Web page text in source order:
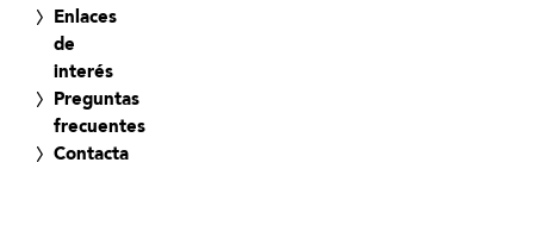
Enlaces
de
interés
Preguntas
frecuentes
Contacta